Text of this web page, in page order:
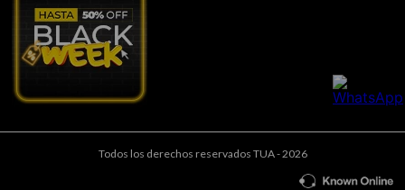
Todos los derechos reservados TUA - 2026